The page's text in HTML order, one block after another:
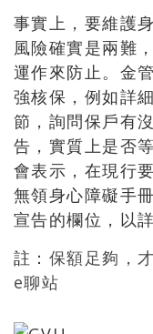
事實上，要維護
風險確實是兩難
運作來防止。金
強核保，例如詳
節，詢問保戶有
告，實質上是否
會表示，在現行
無領身心障礙手
宣告的欄位，以
註： 保額足夠，
e聊站